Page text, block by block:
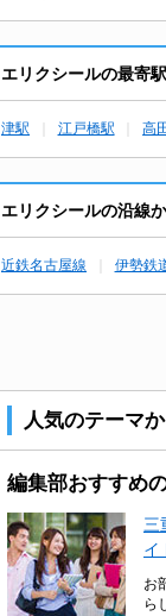
エリクシールの最寄
津駅 江戸橋駅 高
エリクシールの沿線
近鉄名古屋線 伊勢鉄
人気のテーマ
編集部おすすめ
三
イ
お
ら